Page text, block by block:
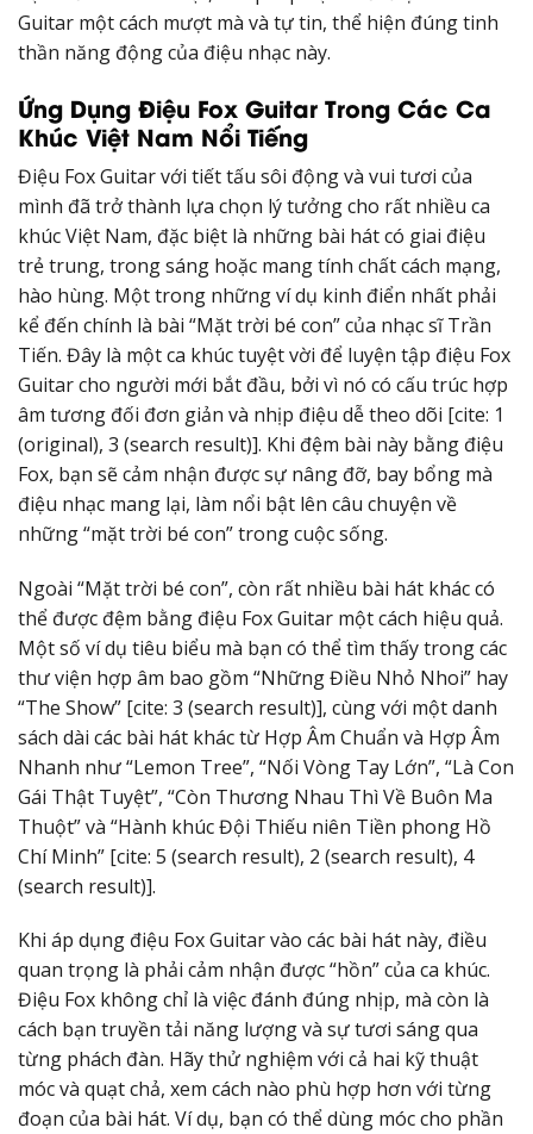
Guitar một cách mượt mà và tự tin, thể hiện đúng tinh
thần năng động của điệu nhạc này.
Ứng Dụng Điệu Fox Guitar Trong Các Ca
Khúc Việt Nam Nổi Tiếng
Điệu Fox Guitar với tiết tấu sôi động và vui tươi của
mình đã trở thành lựa chọn lý tưởng cho rất nhiều ca
khúc Việt Nam, đặc biệt là những bài hát có giai điệu
trẻ trung, trong sáng hoặc mang tính chất cách mạng,
hào hùng. Một trong những ví dụ kinh điển nhất phải
kể đến chính là bài “Mặt trời bé con” của nhạc sĩ Trần
Tiến. Đây là một ca khúc tuyệt vời để luyện tập điệu Fox
Guitar cho người mới bắt đầu, bởi vì nó có cấu trúc hợp
âm tương đối đơn giản và nhịp điệu dễ theo dõi [cite: 1
(original), 3 (search result)]. Khi đệm bài này bằng điệu
Fox, bạn sẽ cảm nhận được sự nâng đỡ, bay bổng mà
điệu nhạc mang lại, làm nổi bật lên câu chuyện về
những “mặt trời bé con” trong cuộc sống.
Ngoài “Mặt trời bé con”, còn rất nhiều bài hát khác có
thể được đệm bằng điệu Fox Guitar một cách hiệu quả.
Một số ví dụ tiêu biểu mà bạn có thể tìm thấy trong các
thư viện hợp âm bao gồm “Những Điều Nhỏ Nhoi” hay
“The Show” [cite: 3 (search result)], cùng với một danh
sách dài các bài hát khác từ Hợp Âm Chuẩn và Hợp Âm
Nhanh như “Lemon Tree”, “Nối Vòng Tay Lớn”, “Là Con
Gái Thật Tuyệt”, “Còn Thương Nhau Thì Về Buôn Ma
Thuột” và “Hành khúc Đội Thiếu niên Tiền phong Hồ
Chí Minh” [cite: 5 (search result), 2 (search result), 4
(search result)].
Khi áp dụng điệu Fox Guitar vào các bài hát này, điều
quan trọng là phải cảm nhận được “hồn” của ca khúc.
Điệu Fox không chỉ là việc đánh đúng nhịp, mà còn là
cách bạn truyền tải năng lượng và sự tươi sáng qua
từng phách đàn. Hãy thử nghiệm với cả hai kỹ thuật
móc và quạt chả, xem cách nào phù hợp hơn với từng
đoạn của bài hát. Ví dụ, bạn có thể dùng móc cho phần